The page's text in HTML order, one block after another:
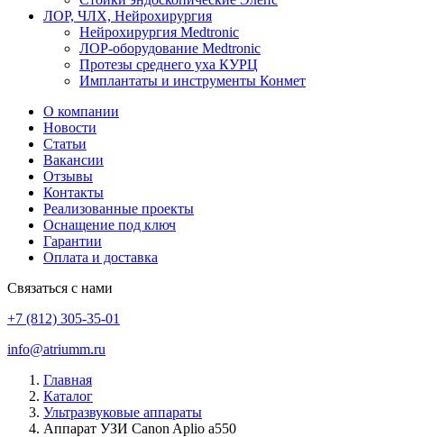
ЛОР, ЧЛХ, Нейрохирургия
Нейрохирургия Medtronic
ЛОР-оборудование Medtronic
Протезы среднего уха КУРЦ
Имплантаты и инструменты Конмет
О компании
Новости
Статьи
Вакансии
Отзывы
Контакты
Реализованные проекты
Оснащение под ключ
Гарантии
Оплата и доставка
Связаться с нами
+7 (812) 305-35-01
info@atriumm.ru
Главная
Каталог
Ультразвуковые аппараты
Аппарат УЗИ Canon Aplio a550